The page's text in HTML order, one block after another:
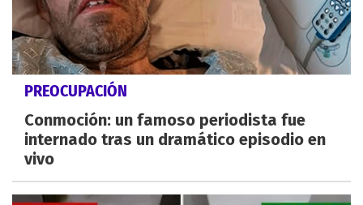
PREOCUPACIÓN
Conmoción: un famoso periodista fue
internado tras un dramático episodio en
vivo